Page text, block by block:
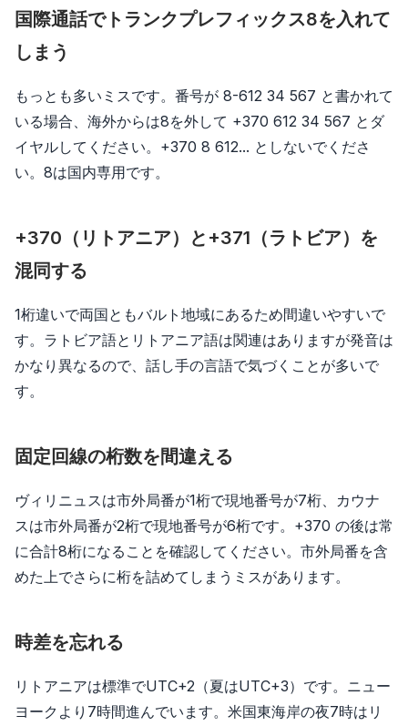
国際通話でトランクプレフィックス8を入れて
しまう
もっとも多いミスです。番号が 8-612 34 567 と書かれて
いる場合、海外からは8を外して +370 612 34 567 とダ
イヤルしてください。+370 8 612... としないでくださ
い。8は国内専用です。
+370（リトアニア）と+371（ラトビア）を
混同する
1桁違いで両国ともバルト地域にあるため間違いやすいで
す。ラトビア語とリトアニア語は関連はありますが発音は
かなり異なるので、話し手の言語で気づくことが多いで
す。
固定回線の桁数を間違える
ヴィリニュスは市外局番が1桁で現地番号が7桁、カウナ
スは市外局番が2桁で現地番号が6桁です。+370 の後は常
に合計8桁になることを確認してください。市外局番を含
めた上でさらに桁を詰めてしまうミスがあります。
時差を忘れる
リトアニアは標準でUTC+2（夏はUTC+3）です。ニュー
ヨークより7時間進んでいます。米国東海岸の夜7時はリ